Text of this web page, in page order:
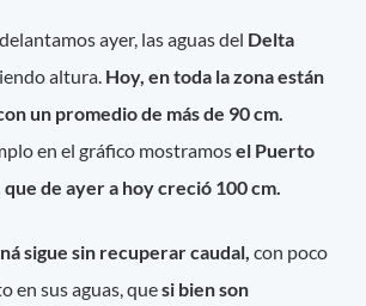
ayer, las aguas del Delta
altura. Hoy, en toda la zona están
un promedio de más de 90 cm.
en el gráfico mostramosel Puerto
de ayer a hoy creció 100 cm.
sigue sin recuperar caudal, con poco
en sus aguas, quesi bien son